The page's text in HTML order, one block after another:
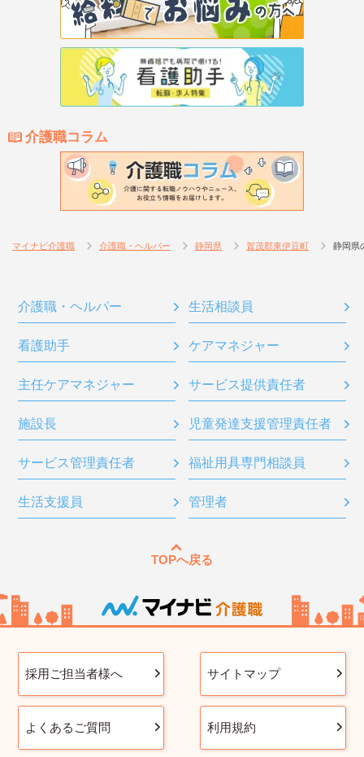
介護職コラム
マイナビ介護職 介護職・ヘルパー 静岡県 賀茂郡東伊豆町 静岡県
介護職・ヘルパー 生活相談員
看護助手 ケアマネジャー
主任ケアマネジャー サービス提供責任者
施設長 児童発達支援管理責任者
サービス管理責任者 福祉用具専門相談員
生活支援員 管理者
TOPへ戻る
採用ご担当者様へ サイトマップ
よくあるご質問 利用規約